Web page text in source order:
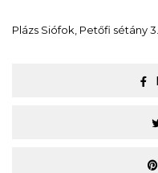
Plázs Siófok, Petőfi sétány 3.